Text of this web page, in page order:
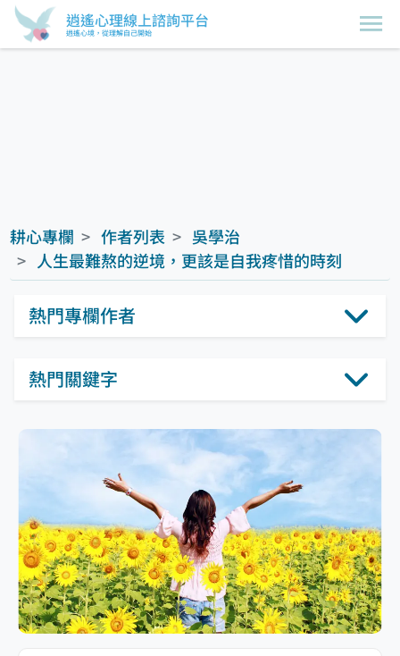
逍遙心理線上諮詢平台
逍遙心境，從理解自己開始
熱門關鍵字
熱門專欄作者
耕心專欄 作者列表
吳學治
人生最難熬的逆境，更該是自我疼惜的時刻